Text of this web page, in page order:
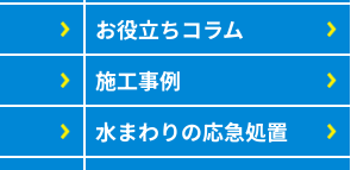
お役立ちコラム
施工事例
水まわりの応急処置